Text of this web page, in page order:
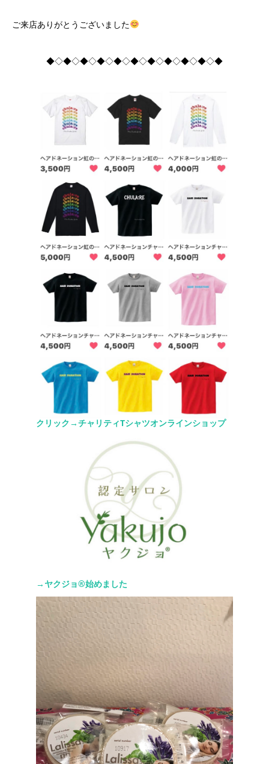
ご来店ありがとうございました
◆◇◆◇◆◇◆◇◆◇◆◇◆◇◆◇◆◇◆◇◆
クリック→チャリティTシャツオンラインショップ
→ヤクジョ®︎始めました